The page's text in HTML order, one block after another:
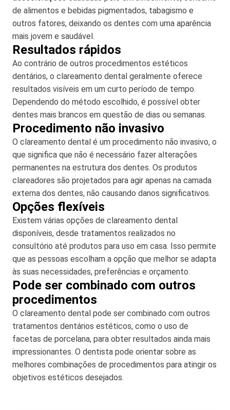
de alimentos e bebidas pigmentados, tabagismo e
outros fatores, deixando os dentes com uma aparência
mais jovem e saudável.
Resultados rápidos
Ao contrário de outros procedimentos estéticos
dentários, o clareamento dental geralmente oferece
resultados visíveis em um curto período de tempo.
Dependendo do método escolhido, é possível obter
dentes mais brancos em questão de dias ou semanas.
Procedimento não invasivo
O clareamento dental é um procedimento não invasivo, o
que significa que não é necessário fazer alterações
permanentes na estrutura dos dentes. Os produtos
clareadores são projetados para agir apenas na camada
externa dos dentes, não causando danos significativos.
Opções flexíveis
Existem várias opções de clareamento dental
disponíveis, desde tratamentos realizados no
consultório até produtos para uso em casa. Isso permite
que as pessoas escolham a opção que melhor se adapta
às suas necessidades, preferências e orçamento.
Pode ser combinado com outros
procedimentos
O clareamento dental pode ser combinado com outros
tratamentos dentários estéticos, como o uso de
facetas de porcelana, para obter resultados ainda mais
impressionantes. O dentista pode orientar sobre as
melhores combinações de procedimentos para atingir os
objetivos estéticos desejados.